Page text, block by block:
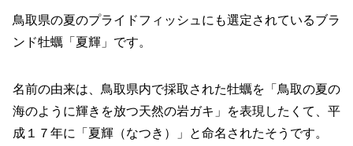
鳥取県の夏のプライドフィッシュにも選定されているブラ
ンド牡蠣「夏輝」です。
名前の由来は、鳥取県内で採取された牡蠣を「鳥取の夏の
海のように輝きを放つ天然の岩ガキ」を表現したくて、平
成１７年に「夏輝（なつき）」と命名されたそうです。